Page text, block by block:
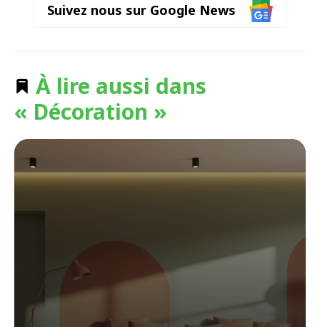
Suivez nous sur Google News
À lire aussi dans
« Décoration »